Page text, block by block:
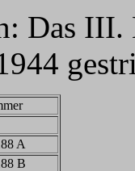
Das
A
B